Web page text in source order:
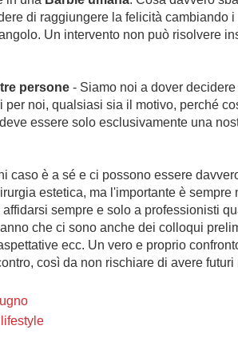
di raggiungere la felicità cambiando
Un intervento non può risolvere
persone- Siamo noi a dover
per noi, qualsiasi sia il motivo, perché
essere solo esclusivamente una
caso è a sé e ci possono essere
estetica, ma l'importante è
affidarsi sempre e solo a professionisti
che ci sono anche dei colloqui
ecc. Un vero e proprio
così da non rischiare di avere futuri
lifestyle